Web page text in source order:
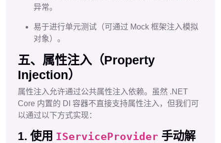
异常。
易于进行单元测试（可通过 Mock 框架注入模拟
对象）。
五、属性注入（Property
Injection）
属性注入允许通过公共属性注入依赖。虽然 .NET
Core 内置的 DI 容器不直接支持属性注入，但我们可
以通过以下方式实现：
1. 使用 IServiceProvider 手动解